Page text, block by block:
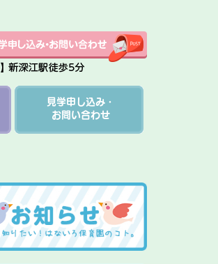
見学申し込み・
お問い合わせ